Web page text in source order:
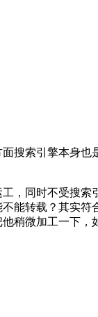
搜索引擎本身也
，同时不受搜索
能转载？其实符
稍微加工一下，